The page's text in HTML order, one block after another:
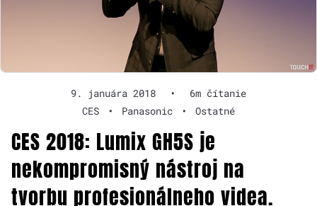
9. januára 2018 •
6m čítanie
CES
• Panasonic • Ostatné
CES 2018: Lumix GH5S je
nekompromisný nástroj na
tvorbu profesionálneho videa.